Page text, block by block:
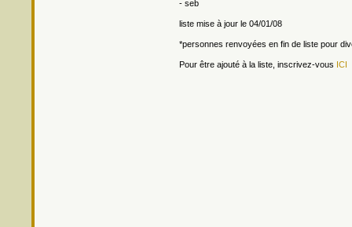
- seb
liste mise à jour le 04/01/08
*personnes renvoyées en fin de liste pour
Pour être ajouté à la liste, inscrivez-vous ICI